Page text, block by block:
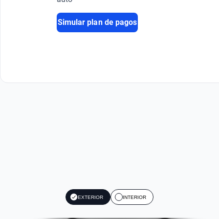
Simular plan de pagos
EXTERIOR INTERIOR